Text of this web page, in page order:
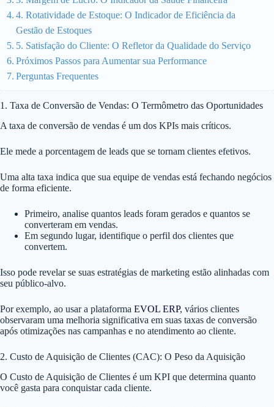
4. Rotatividade de Estoque: O Indicador de Eficiência da
Gestão de Estoques
5. Satisfação do Cliente: O Refletor da Qualidade do Serviço
Próximos Passos para Aumentar sua Performance
Perguntas Frequentes
1. Taxa de Conversão de Vendas: O Termômetro das Oportunidades
A taxa de conversão de vendas é um dos KPIs mais críticos.
Ele mede a porcentagem de leads que se tornam clientes efetivos.
Uma alta taxa indica que sua equipe de vendas está fechando negócios
de forma eficiente.
Primeiro, analise quantos leads foram gerados e quantos se
converteram em vendas.
Em segundo lugar, identifique o perfil dos clientes que
convertem.
Isso pode revelar se suas estratégias de marketing estão alinhadas com
seu público-alvo.
Por exemplo, ao usar a plataforma EVOL ERP, vários clientes
observaram uma melhoria significativa em suas taxas de conversão
após otimizações nas campanhas e no atendimento ao cliente.
2. Custo de Aquisição de Clientes (CAC): O Peso da Aquisição
O Custo de Aquisição de Clientes é um KPI que determina quanto
você gasta para conquistar cada cliente.